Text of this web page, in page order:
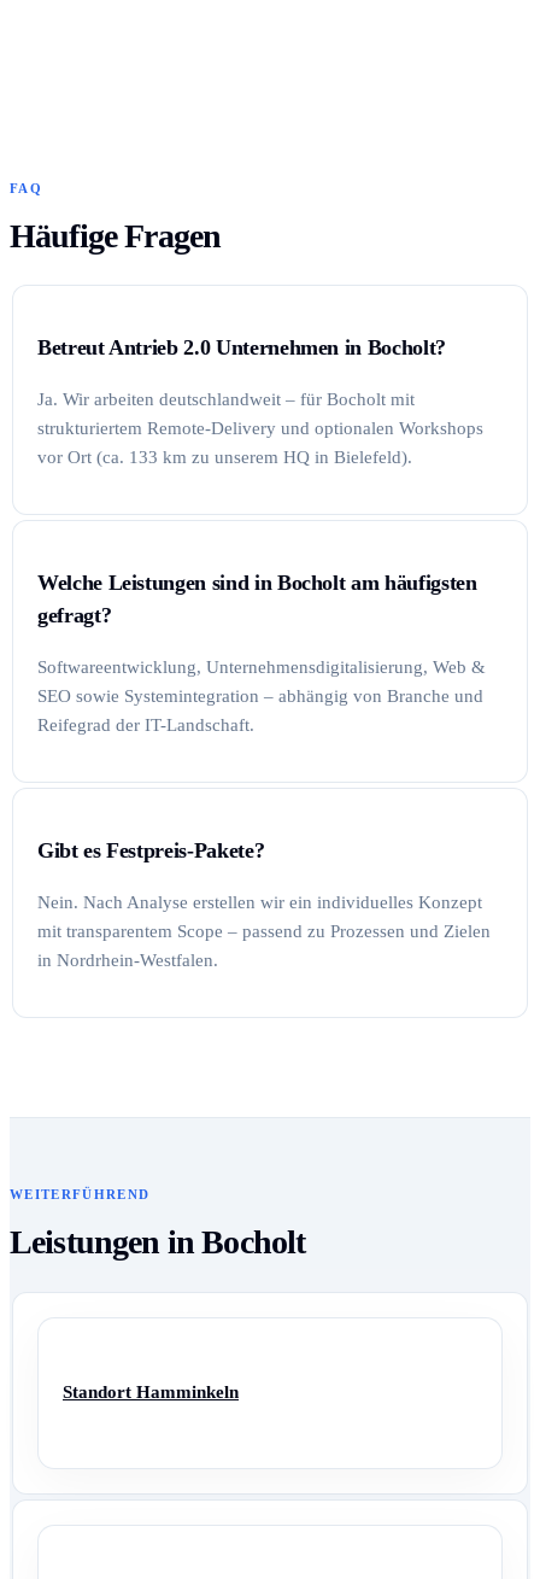
FAQ
Häufige Fragen
Betreut Antrieb 2.0 Unternehmen in Bocholt?
Ja. Wir arbeiten deutschlandweit – für Bocholt mit
strukturiertem Remote-Delivery und optionalen Workshops
vor Ort (ca. 133 km zu unserem HQ in Bielefeld).
Welche Leistungen sind in Bocholt am häufigsten
gefragt?
Softwareentwicklung, Unternehmensdigitalisierung, Web &
SEO sowie Systemintegration – abhängig von Branche und
Reifegrad der IT-Landschaft.
Gibt es Festpreis-Pakete?
Nein. Nach Analyse erstellen wir ein individuelles Konzept
mit transparentem Scope – passend zu Prozessen und Zielen
in Nordrhein-Westfalen.
WEITERFÜHREND
Leistungen in Bocholt
Standort Hamminkeln